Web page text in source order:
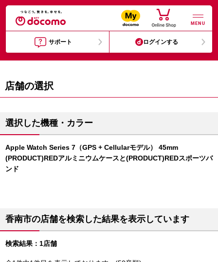
MENU
サポート ログインする
店舗の選択
選択した機種・カラー
Apple Watch Series 7（GPS + Cellularモデル） 45mm
(PRODUCT)REDアルミニウムケースと(PRODUCT)REDスポーツバ
ンド
香南市の店舗を検索した結果を表示しています
検索結果：1店舗